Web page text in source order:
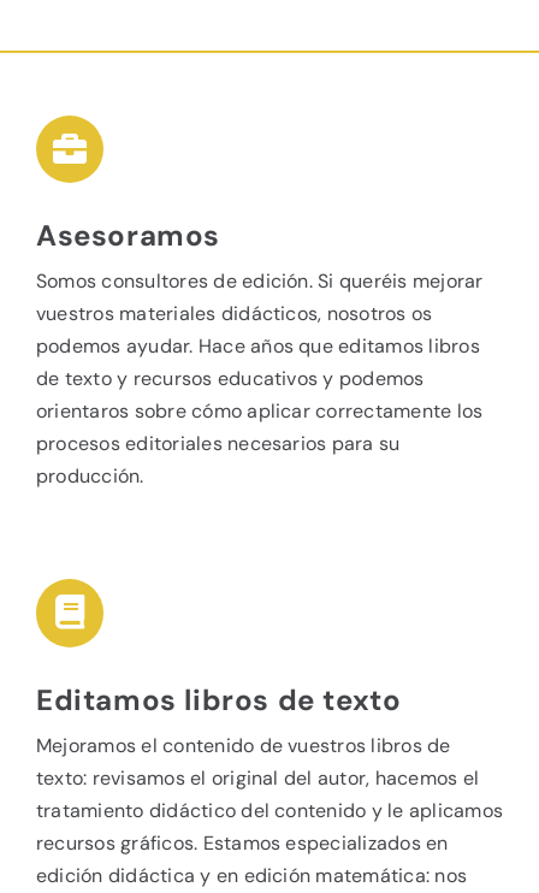
Asesoramos
Somos consultores de edición. Si queréis mejorar
vuestros materiales didácticos, nosotros os
podemos ayudar. Hace años que editamos libros
de texto y recursos educativos y podemos
orientaros sobre cómo aplicar correctamente los
procesos editoriales necesarios para su
producción.
Editamos libros de texto
Mejoramos el contenido de vuestros libros de
texto: revisamos el original del autor, hacemos el
tratamiento didáctico del contenido y le aplicamos
recursos gráficos. Estamos especializados en
edición didáctica y en edición matemática: nos